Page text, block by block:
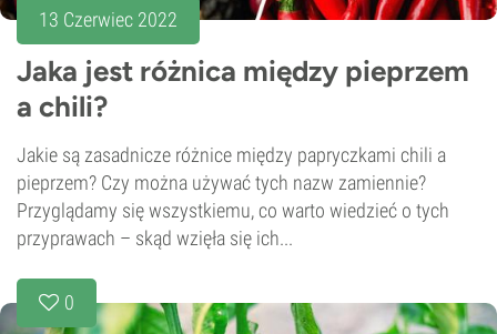
13 Czerwiec 2022
Jaka jest różnica między pieprzem
a chili?
Jakie są zasadnicze różnice między papryczkami chili a
pieprzem? Czy można używać tych nazw zamiennie?
Przyglądamy się wszystkiemu, co warto wiedzieć o tych
przyprawach – skąd wzięła się ich...
0